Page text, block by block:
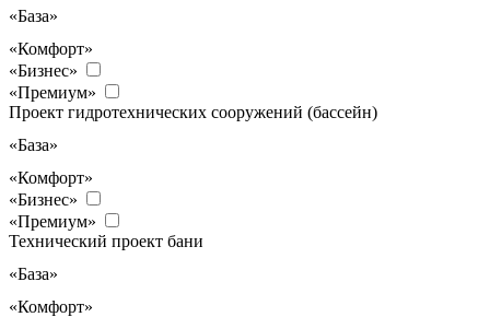
«База»
«Комфорт»
«Бизнес»
«Премиум»
Проект гидротехнических сооружений (бассейн)
«База»
«Комфорт»
«Бизнес»
«Премиум»
Технический проект бани
«База»
«Комфорт»